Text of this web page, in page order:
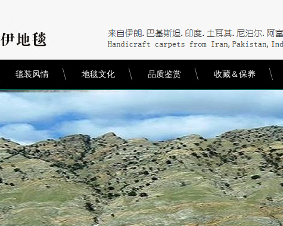
毯装风情 地毯文化 品质鉴赏 收藏＆保养